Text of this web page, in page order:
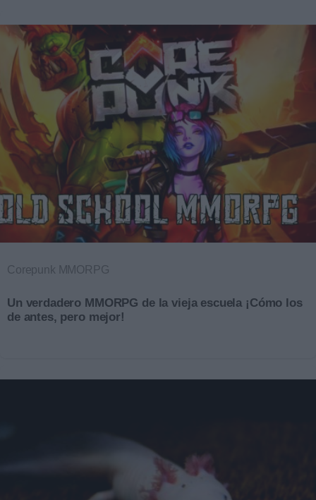
Corepunk MMORPG
Un verdadero MMORPG de la vieja escuela ¡Cómo los
de antes, pero mejor!